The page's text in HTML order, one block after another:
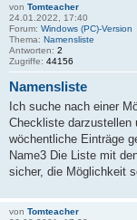
von Tomteacher
24.01.2022, 17:40
Forum: Windows (PC)-Version
Thema: Namensliste
Antworten: 2
Zugriffe: 44156
Namensliste
Ich suche nach einer
Checkliste darzustellen
wöchentliche Einträge
Name3 Die Liste mit
sicher, die Möglichkeit
von Tomteacher